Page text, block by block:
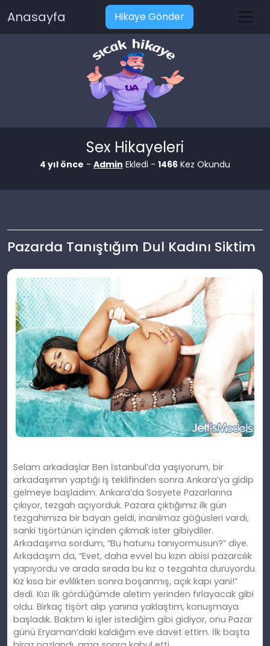
Anasayfa Hikaye Gönder
Sex Hikayeleri
4 yıl önce - Admin Ekledi - 1466 Kez Okundu
Pazarda Tanıştığım Dul Kadını Siktim
Selam arkadaşlar Ben İstanbul’da yaşıyorum, bir
arkadaşımın yaptığı iş teklifinden sonra Ankara’ya gidip
gelmeye başladım. Ankara’da Sosyete Pazarlarına
çıkıyor, tezgah açıyorduk. Pazara çıktığımız ilk gün
tezgahımıza bir bayan geldi, inanılmaz göğüsleri vardı,
sanki tişörtünün içinden çıkmak ister gibiydiler.
Arkadaşıma sordum, “Bu hatunu tanıyormusun?” diye.
Arkadaşım da, “Evet, daha evvel bu kızın abisi pazarcılık
yapıyordu ve arada sırada bu kız o tezgahta duruyordu.
Kız kısa bir evlilikten sonra boşanmış, açık kapı yani!”
dedi. Kızı ilk gördüğümde aletim yerinden fırlayacak gibi
oldu. Birkaç tişört alıp yanına yaklaştım, konuşmaya
başladık. Baktım ki işler istediğim gibi gidiyor, onu Pazar
günü Eryaman’daki kaldığım eve davet ettim. İlk başta